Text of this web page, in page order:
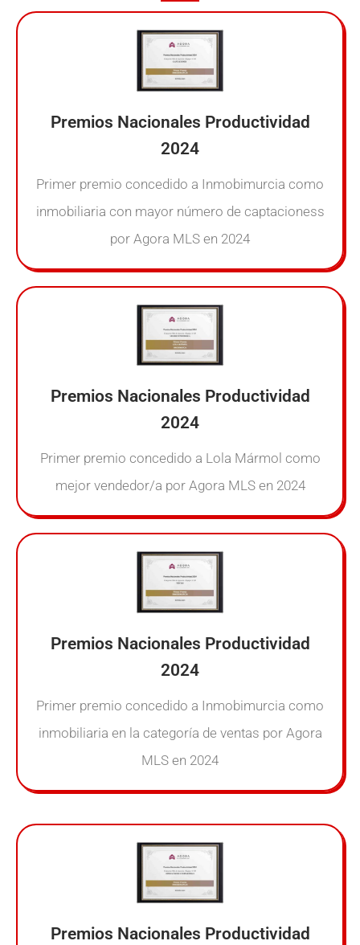
Premios Nacionales Productividad
2024
Primer premio concedido a Inmobimurcia como
inmobiliaria con mayor número de captacioness
por Agora MLS en 2024
Premios Nacionales Productividad
2024
Primer premio concedido a Lola Mármol como
mejor vendedor/a por Agora MLS en 2024
Premios Nacionales Productividad
2024
Primer premio concedido a Inmobimurcia como
inmobiliaria en la categoría de ventas por Agora
MLS en 2024
Premios Nacionales Productividad